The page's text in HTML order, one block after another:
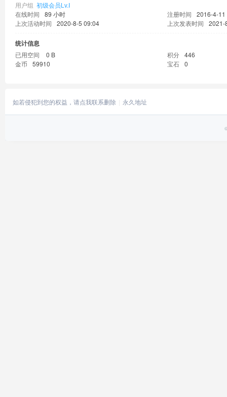
用户组 初级会员Lv.Ⅰ
在线时间
89 小时 注册时间
2016-4-11
上次活动时间
2020-8-5 09:04 上次发表时间 2021-
统计信息
已用空间 0 B 积分 446
金币
59910 宝石 0
如若侵犯到您的权益，请点我联系删除 永久地址